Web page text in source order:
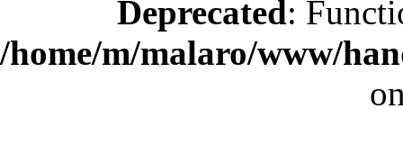
Deprecated:
/home/m/malaro/www/